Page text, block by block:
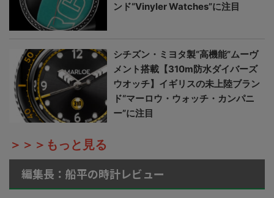
ンド“Vinyler Watches”に注目
シチズン・ミヨタ製“高機能”ムーヴ
メント搭載【310m防水ダイバーズ
ウオッチ】イギリスの未上陸ブラン
ド“マーロウ・ウォッチ・カンパニ
ー”に注目
＞＞＞もっと見る
編集長：船平の時計レビュー